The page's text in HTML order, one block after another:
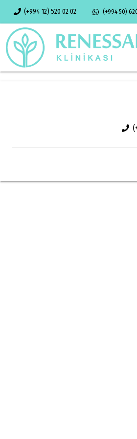
(+994 12) 520 02 02 (+994 50)